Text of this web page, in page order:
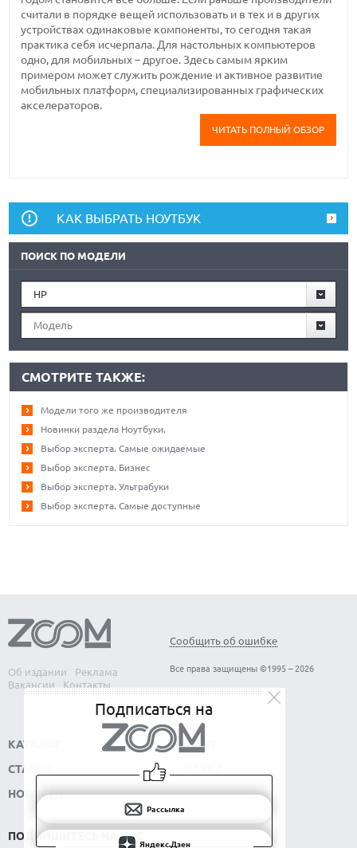
считали в порядке вещей использовать и в тех и в других
устройствах одинаковые компоненты, то сегодня такая
практика себя исчерпала. Для настольных компьютеров
одно, для мобильных – другое. Здесь самым ярким
примером может служить рождение и активное развитие
мобильных платформ, специализированных графических
акселераторов.
ЧИТАТЬ ПОЛНЫЙ ОБЗОР
КАК ВЫБРАТЬ НОУТБУК
ПОИСК ПО МОДЕЛИ
HP
Модель
СМОТРИТЕ ТАКЖЕ:
Модели того же производителя
Новинки раздела Ноутбуки.
Выбор эксперта. Самые ожидаемые
Выбор эксперта. Бизнес
Выбор эксперта. Ультрабуки
Выбор эксперта. Самые доступные
Об издании
Реклама
Вакансии
Контакты
Сообщить об ошибке
Все права защищены ©1995 – 2026
КАТАЛОГ
СТАТЬИ
НОВОСТИ
СОФТ
ПОДПИШИТЕСЬ НА НАС
Подписаться на
Рассылка
Яндекс.Дзен